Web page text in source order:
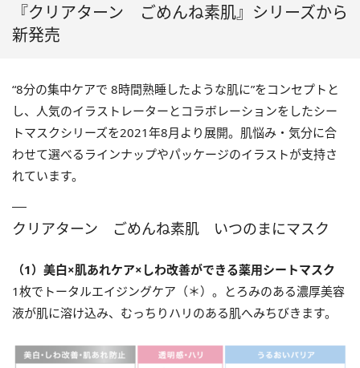
『クリアターン ごめんね素肌』シリーズから
新発売
“8分の集中ケアで 8時間熟睡したような肌に”をコンセプトと
し、人気のイラストレーターとコラボレーションをしたシー
トマスクシリーズを2021年8月より展開。肌悩み・気分に合
わせて選べるラインナップやパッケージのイラストが支持さ
れています。
クリアターン ごめんね素肌 いつのまにマスク
（1）美白×肌あれケア×しわ改善ができる薬用シートマスク
1枚でトータルエイジングケア（＊）。とろみのある濃厚美容
液が肌に溶け込み、むっちりハリのある肌へみちびきます。